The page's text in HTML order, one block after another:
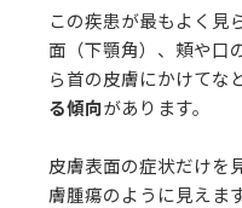
この疾患が最もよく見
面（下顎角）、頬や口
ら首の皮膚にかけてなど
る傾向があります。
皮膚表面の症状だけを
膚腫瘍のように見えま